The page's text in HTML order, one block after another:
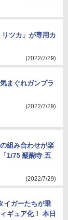
リツカ」が専用カ
(2022/7/29)
まぐれガンプラ
(2022/7/29)
組み合わせが楽
1/75 醍醐寺 五
(2022/7/29)
イガーたちが乗
ギュア化！ 本日